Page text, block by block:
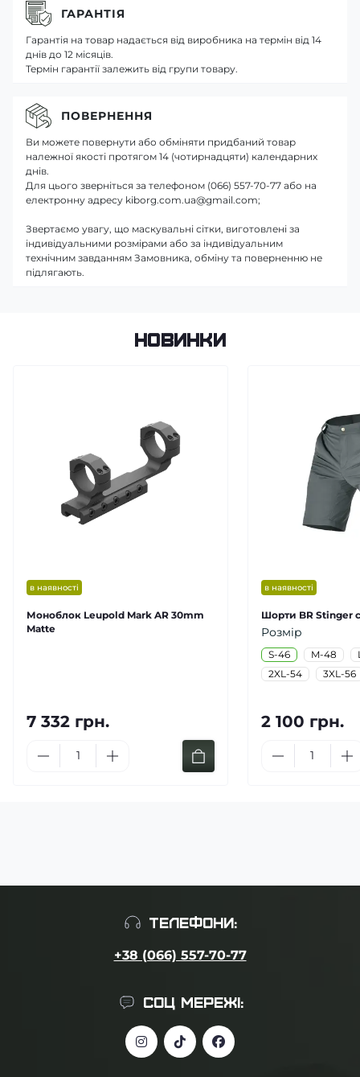
ГАРАНТІЯ
Гарантія на товар надається від виробника на термін від 14
днів до 12 місяців.
Термін гарантії залежить від групи товару.
ПОВЕРНЕННЯ
Ви можете повернути або обміняти придбаний товар
належної якості протягом 14 (чотирнадцяти) календарних
днів.
Для цього зверніться за телефоном (066) 557-70-77 або на
електронну адресу kiborg.com.ua@gmail.com;
Звертаємо увагу, що маскувальні сітки, виготовлені за
індивідуальними розмірами або за індивідуальним
технічним завданням Замовника, обміну та поверненню не
підлягають.
Новинки
в наявності
Моноблок Leupold Mark AR 30mm
Matte
7 332 грн.
в наявності
Шорти BR Stinger
Розмір
S-46 M-48
2XL-54
3XL-56
2 100 грн.
ТЕЛЕФОНИ:
+38 (066) 557-70-77
СОЦ МЕРЕЖІ: